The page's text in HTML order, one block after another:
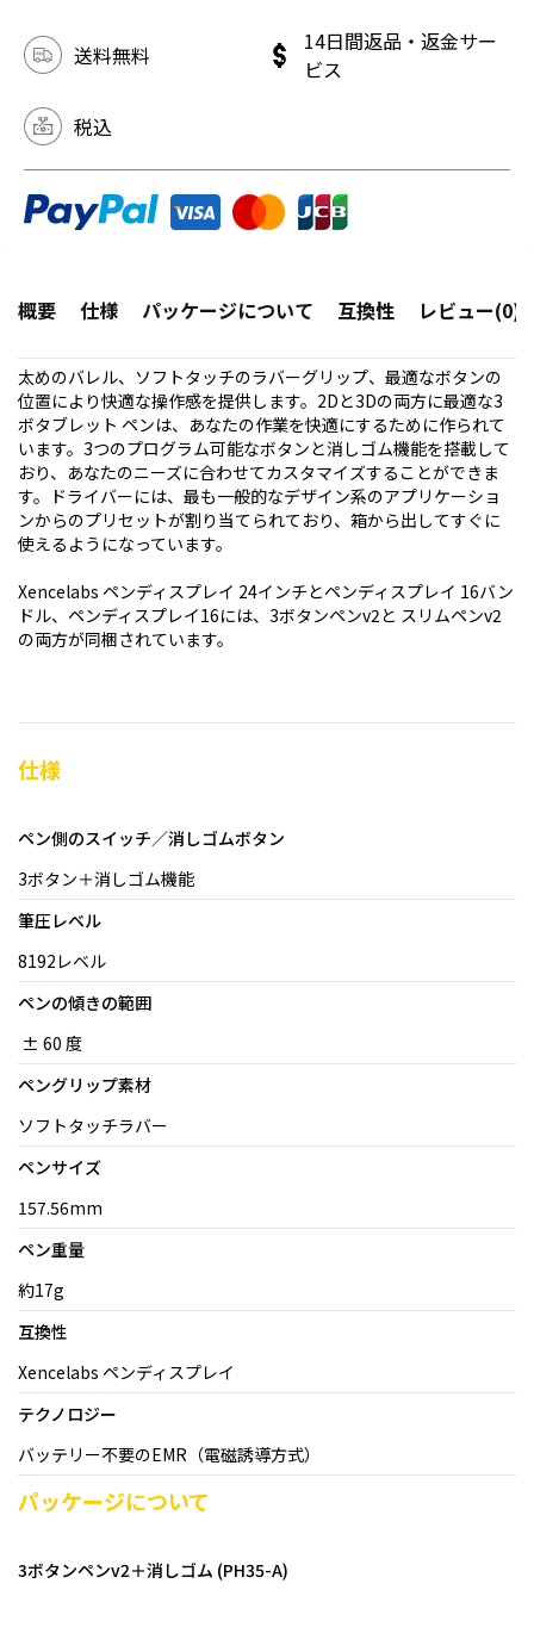
送料無料
14日間返品・返金サー
ビス
税込
概要 仕様 パッケージについて 互換性 レビュー(0)
太めのバレル、ソフトタッチのラバーグリップ、最適なボタンの
位置により快適な操作感を提供します。2Dと3Dの両方に最適な3
ボタブレット ペンは、あなたの作業を快適にするために作られて
います。3つのプログラム可能なボタンと消しゴム機能を搭載して
おり、あなたのニーズに合わせてカスタマイズすることができま
す。ドライバーには、最も一般的なデザイン系のアプリケーショ
ンからのプリセットが割り当てられており、箱から出してすぐに
使えるようになっています。
Xencelabs ペンディスプレイ 24インチとペンディスプレイ 16バン
ドル、ペンディスプレイ16には、 3ボタンペンv2と スリムペンv2
の両方が同梱されています。
仕様
ペン側のスイッチ／消しゴムボタン
3ボタン＋消しゴム機能
筆圧レベル
8192レベル
ペンの傾きの範囲
± 60 度
ペングリップ素材
ソフトタッチラバー
ペンサイズ
157.56mm
ペン重量
約17g
互換性
Xencelabs ペンディスプレイ
テクノロジー
バッテリー不要のEMR（電磁誘導方式）
パッケージについて
3ボタンペンv2＋消しゴム (PH35-A)